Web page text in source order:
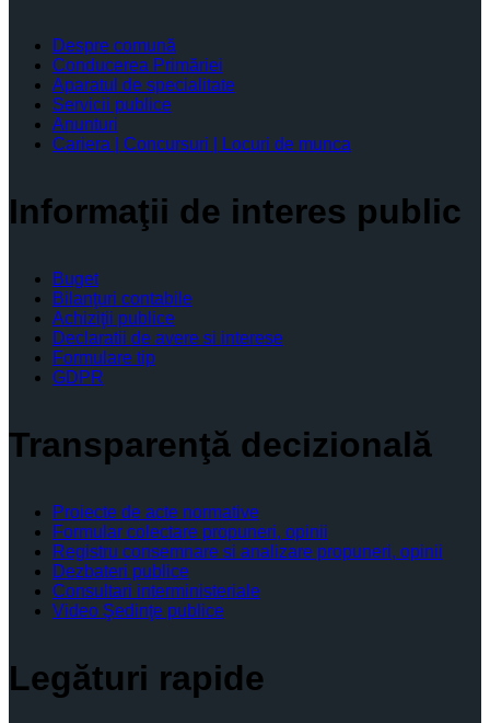
Despre comună
Conducerea Primăriei
Aparatul de specialitate
Servicii publice
Anunturi
Cariera | Concursuri | Locuri de munca
Informaţii de interes public
Buget
Bilanţuri contabile
Achiziţii publice
Declaratii de avere si interese
Formulare tip
GDPR
Transparenţă decizională
Proiecte de acte normative
Formular colectare propuneri, opinii
Registru consemnare si analizare propuneri, opinii
Dezbateri publice
Consultari interministeriale
Video Şedinţe publice
Legături rapide